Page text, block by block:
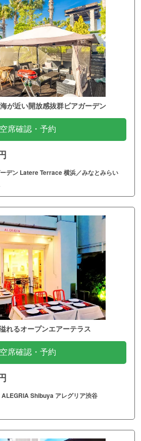
が近い開放感抜群ビアガーデン
空席確認・予約
デン Latere Terrace 横浜／みなとみらい
れるオープンエアーテラス
空席確認・予約
Shibuya アレグリア渋谷